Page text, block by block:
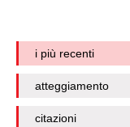
i più recenti
atteggiamento
citazioni